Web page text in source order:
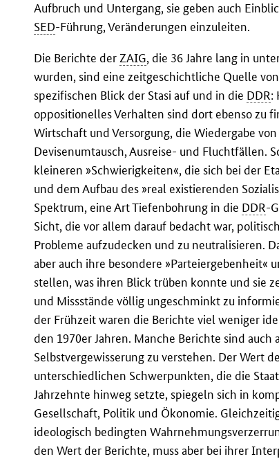
Aufbruch und Untergang, sie geben auch
SED-Führung, Veränderungen einzuleiten.
Die Berichte derZAIG, die 36 Jahre lang in
wurden, sind eine zeitgeschichtliche Quelle
spezifischen Blick der Stasi auf und in die DDR:
oppositionelles Verhalten sind dort ebenso zu
Wirtschaft und Versorgung, die Wiedergabe
Devisenumtausch, Ausreise- und Fluchtfällen.
kleineren »Schwierigkeiten«, die sich bei der
und dem Aufbau des »real existierenden
Spektrum, eine Art Tiefenbohrung in die DDR-
Sicht, die vor allem darauf bedacht war,
Probleme aufzudecken und zu neutralisieren.
aber auch ihre besondere
stellen, was ihren Blick trüben konnte und sie
und Missstände völlig ungeschminkt zu
der Frühzeit waren die Berichte viel weniger
den 1970er Jahren. Manche Berichte sind
Selbstvergewisserung zu verstehen. Der Wert
unterschiedlichen Schwerpunkten, die die
Jahrzehnte hinweg setzte, spiegeln sich in
Gesellschaft, Politik und Ökonomie.
ideologisch bedingten
den Wert der Berichte, muss aber bei ihrer